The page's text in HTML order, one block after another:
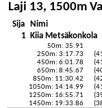
Laji 13, 1500m
Sija Nimi
1
Kiia Metsäkonkola
50m: 35.91
250m: 3:17.73
450m: 6:01.78
650m: 8:45.67
850m: 11:30.42
1050m: 14:14.99
1250m: 16:55.71
1450m: 19:33.86